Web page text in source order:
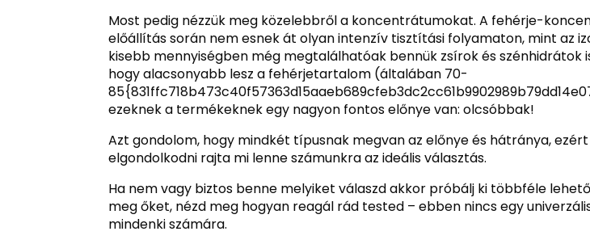
Most pedig nézzük meg közelebbről a koncentrátumokat. A fehérje-
előállítás során nem esnek át olyan intenzív tisztítási folyamaton, mint az
kisebb mennyiségben még megtalálhatóak bennük zsírok és szénhidrátok
hogy alacsonyabb lesz a fehérjetartalom (általában 70-
ezeknek a termékeknek egy nagyon fontos előnye van: olcsóbbak!
Azt gondolom, hogy mindkét típusnak megvan az előnye és hátránya,
elgondolkodni rajta mi lenne számunkra az ideális választás.
Ha nem vagy biztos benne melyiket válaszd akkor próbálj ki többféle
meg őket, nézd meg hogyan reagál rád tested – ebben nincs egy
mindenki számára.